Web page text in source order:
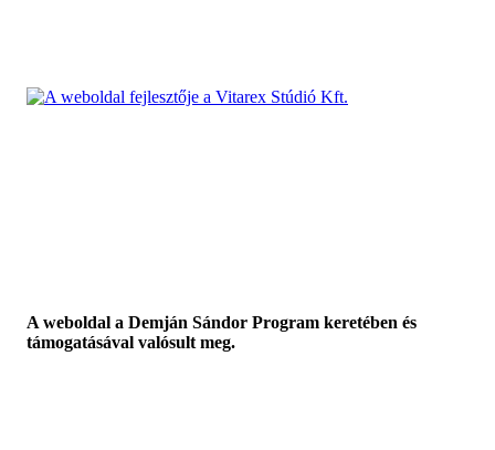
A weboldal a Demján Sándor Program keretében és
támogatásával valósult meg.